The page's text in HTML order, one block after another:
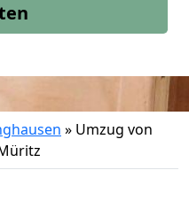
» Umzug von